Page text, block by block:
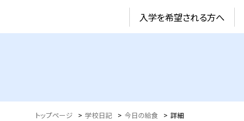
入学を希望される方へ
トップページ > 学校日記 > 今日の給食 > 詳細